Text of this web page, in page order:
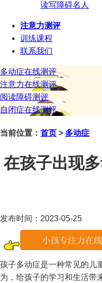
读写障碍名人
注意力测评
训练课程
联系我们
多动症在线测评
注意力在线测评
阅读障碍测评
自闭症在线测评
当前位置： 首页 > 多动症
在孩子出现
发布时间：2023-05-25
孩子多动症是一种常见的儿
为，给孩子的学习和生活带